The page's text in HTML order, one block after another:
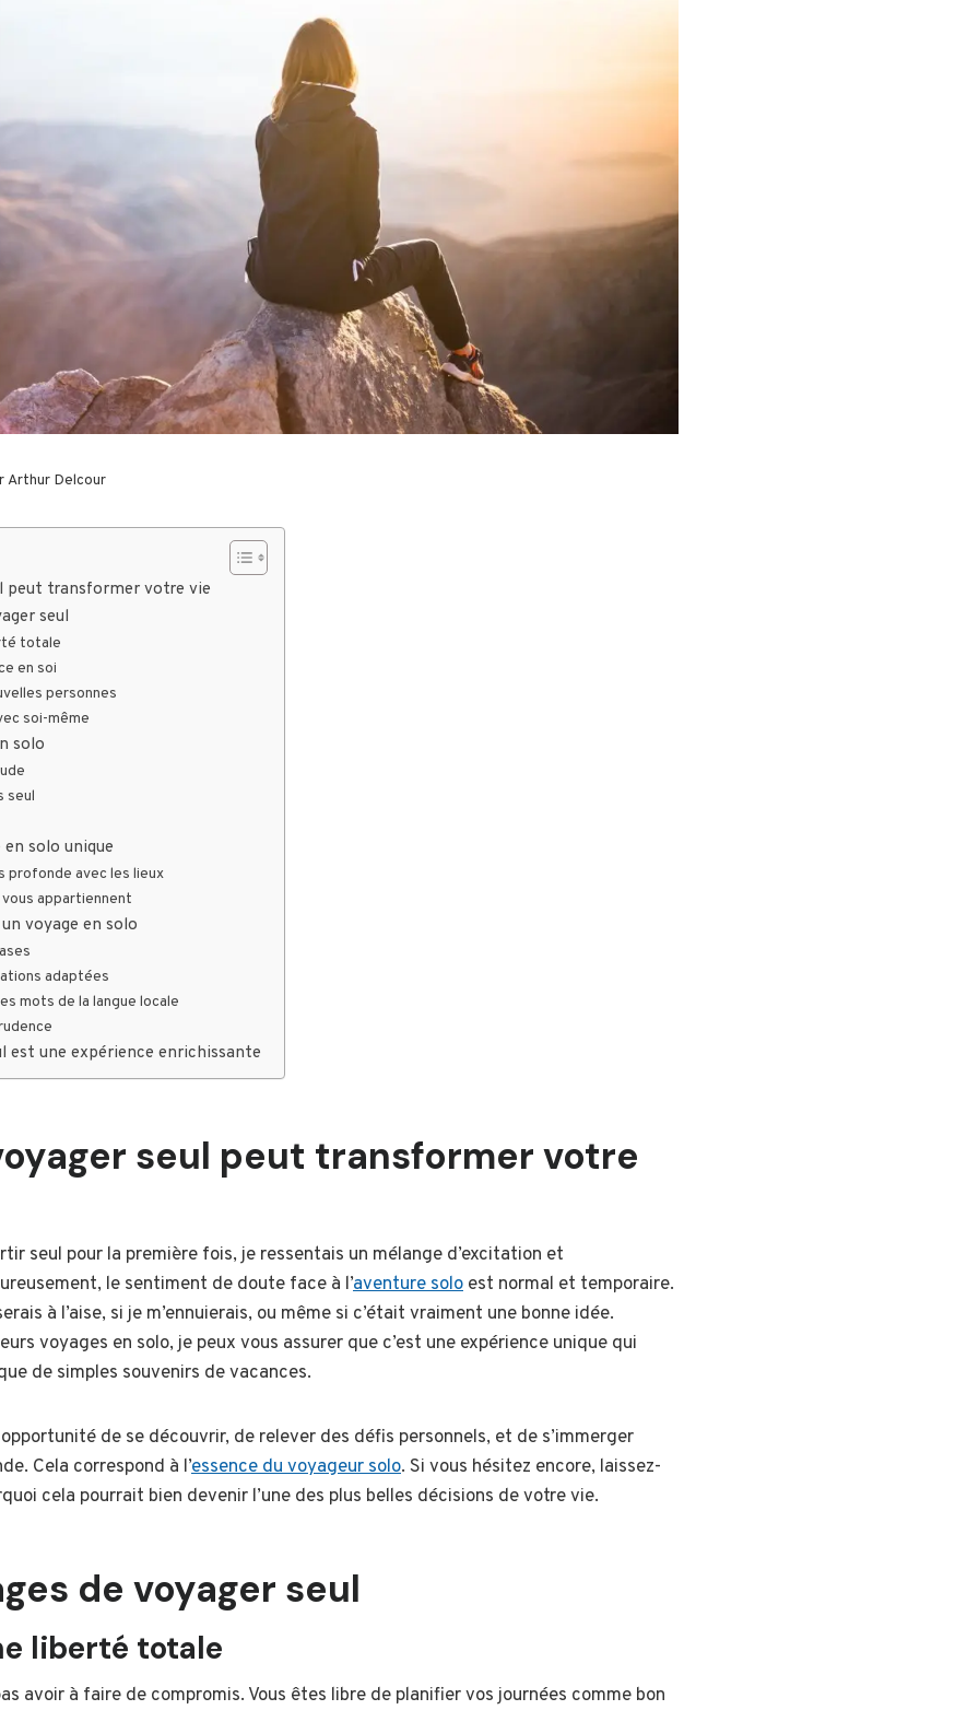
Arthur Delcour
peut transformer votre vie
seul
totale
en soi
personnes
soi-même
solo
seul
solo unique
profonde avec les lieux
appartiennent
voyage en solo
adaptées
mots de la langue locale
est une expérience enrichissante
seul peut transformer votre
seul pour la première fois, je ressentais un mélange d’excitation et
le sentiment de doute face à l’aventure solo est normal et temporaire.
à l’aise, si je m’ennuierais, ou même si c’était vraiment une bonne idée.
voyages en solo, je peux vous assurer que c’est une expérience unique qui
de simples souvenirs de vacances.
de se découvrir, de relever des défis personnels, et de s’immerger
Cela correspond à l’essence du voyageur solo. Si vous hésitez encore, laissez-
cela pourrait bien devenir l’une des plus belles décisions de votre vie.
de voyager seul
liberté totale
avoir à faire de compromis. Vous êtes libre de planifier vos journées comme bon